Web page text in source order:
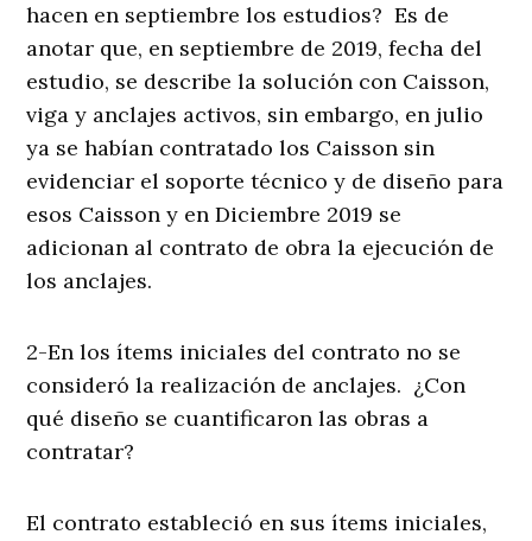
hacen en septiembre los estudios? Es de
anotar que, en septiembre de 2019, fecha del
estudio, se describe la solución con Caisson,
viga y anclajes activos, sin embargo, en julio
ya se habían contratado los Caisson sin
evidenciar el soporte técnico y de diseño para
esos Caisson y en Diciembre 2019 se
adicionan al contrato de obra la ejecución de
los anclajes.
2-En los ítems iniciales del contrato no se
consideró la realización de anclajes. ¿Con
qué diseño se cuantificaron las obras a
contratar?
El contrato estableció en sus ítems iniciales,